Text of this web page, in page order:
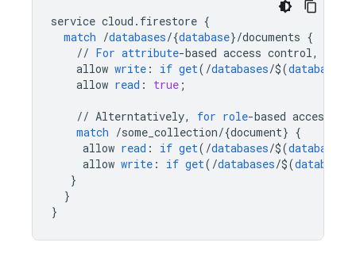
service cloud . firestore {
match /databases/{database}/documents {
// For attribute-based access control,
allow write : if get( /databases/$(database
allow read : true ;
// Alterntatively, for role-based access
match /some_collection/{document} {
allow read : if get( /databases/$(database
allow write : if get( /databases/$(database
}
}
}